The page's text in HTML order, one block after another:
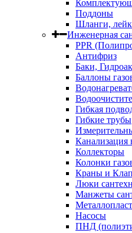
Поддоны
Шланги,
Инженерная
PPR
Антифриз
Баки,
Баллоны
Гибкая
Гибкие трубы
Канализация
Коллекторы
Колонки
Краны и
Люки
Манжеты
Металлопласт
Насосы
ПНД